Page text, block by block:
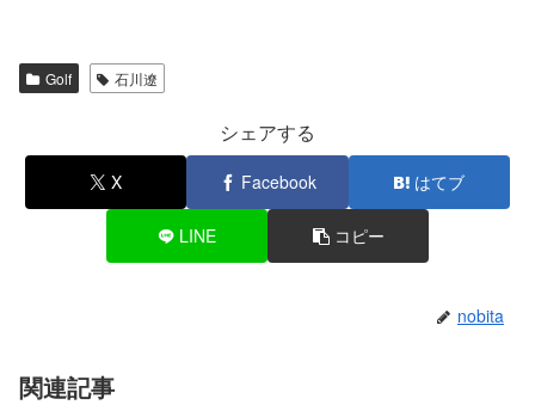
Golf 石川遼
シェアする
X Facebook はてブ
LINE コピー
nobita
関連記事